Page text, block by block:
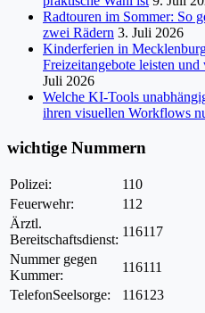
Radtouren im Sommer: So
zwei Rädern 3. Juli 2026
Kinderferien in
Freizeitangebote leisten
Juli 2026
Welche KI-Tools
ihren visuellen Workflows
wichtige Nummern
Polizei:
110
Feuerwehr:
112
Ärztl.
Bereitschaftsdienst:
116117
Nummer gegen
Kummer:
116111
TelefonSeelsorge:
116123